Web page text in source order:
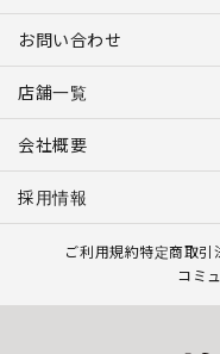
お問い合わせ
店舗一覧
会社概要
採用情報
ご利用規約特定商取引
コミ